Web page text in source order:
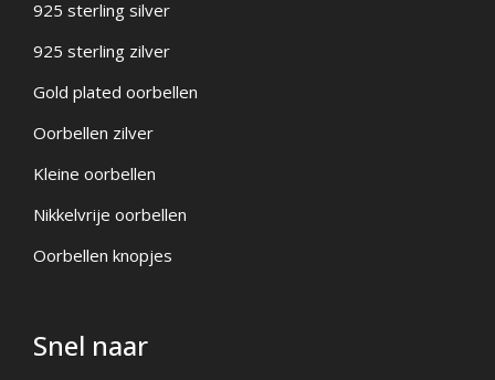
925 sterling silver
925 sterling zilver
Gold plated oorbellen
Oorbellen zilver
Kleine oorbellen
Nikkelvrije oorbellen
Oorbellen knopjes
Snel naar